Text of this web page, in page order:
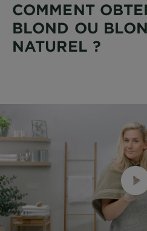
COMMENT
BLOND OU
NATUREL ?